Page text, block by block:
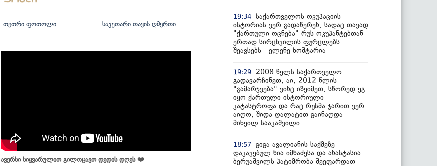
თეთრი ფოთოლი საკუთარი თავის ღმერთი
ავერსი სიყვარულით გილოცავთ დედის დღეს ❤️
19:34 საქართველოს ოკუპაციის
ისტორიას ვერ გადაწერენ, სადაც თავად
"ქართული ოცნება" რუს ოკუპანტებთან
ერთად სირცხვილის ფურცლებს
შეავსებს - ელენე ხოშტარია
19:29
2008 წელს საქართველო
გადავარჩინეთ, აი, 2012 წლის
"გამარჯვება" ვინც იზეიმეთ, სწორედ ეგ
იყო ქართული ისტორიული
კატასტროფა და რაც რუსმა ჯარით ვერ
აიღო, შიდა ღალატით გაინაღდა -
მიხეილ სააკაშვილი
18:57 გიგა ავალიანის საქმეზე
დაკავებულ ნია იმნაძესა და ანასტასია
ბერუაშვილს პატიმრობა შეეფარდათ